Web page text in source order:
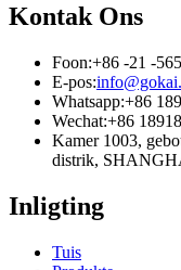
Kontak Ons
Foon:+86 -21 -
E-pos:
Whatsapp:+86
Wechat:+86
Kamer 1003,
distrik,
Inligting
Tuis